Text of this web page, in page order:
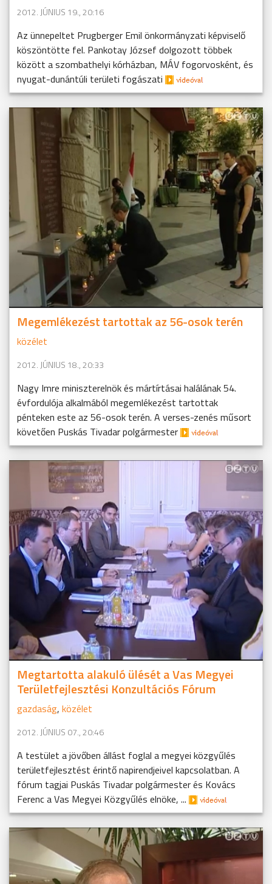
2012. JÚNIUS 19., 20:16
Az ünnepeltet Prugberger Emil önkormányzati képviselő
köszöntötte fel. Pankotay József dolgozott többek
között a szombathelyi kórházban, MÁV fogorvosként, és
nyugat-dunántúli területi fogászati
Megemlékezést tartottak az 56-osok terén
közélet
2012. JÚNIUS 18., 20:33
Nagy Imre miniszterelnök és mártírtásai halálának 54.
évfordulója alkalmából megemlékezést tartottak
pénteken este az 56-osok terén. A verses-zenés műsort
követően Puskás Tivadar polgármester
Megtartotta alakuló ülését a Vas Megyei
Területfejlesztési Konzultációs Fórum
gazdaság, közélet
2012. JÚNIUS 07., 20:46
A testület a jövőben állást foglal a megyei közgyűlés
területfejlesztést érintő napirendjeivel kapcsolatban. A
fórum tagjai Puskás Tivadar polgármester és Kovács
Ferenc a Vas Megyei Közgyűlés elnöke, ...